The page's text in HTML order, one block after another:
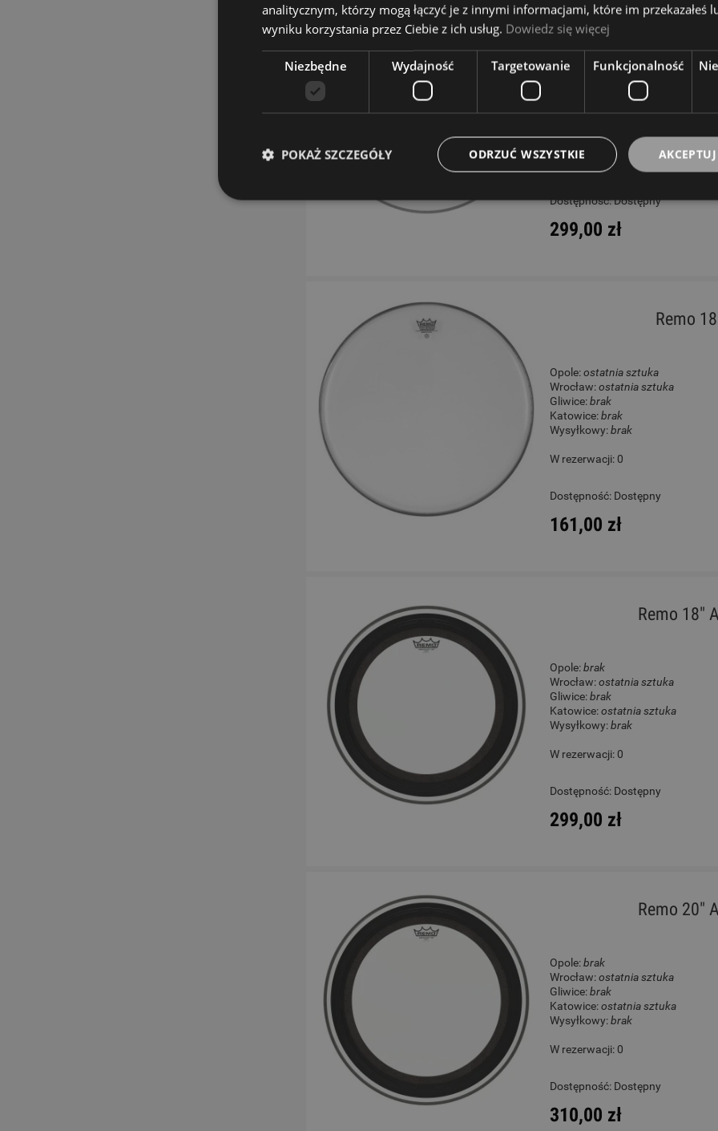
Remo 16"
ostatnia sztuka
Wysyłkowy:
W rezerwacji: 0
Dostępność:Dostępny
299,00 zł
Remo
Opole:ostatnia sztuka
Wrocław:ostatnia sztuka
Gliwice:brak
Katowice:brak
Wysyłkowy:brak
W rezerwacji: 0
Dostępność: Dostępny
161,00 zł
Remo 18"
Opole:brak
Wrocław:ostatnia sztuka
Gliwice:brak
Katowice:ostatnia sztuka
Wysyłkowy:brak
W rezerwacji: 0
Dostępność: Dostępny
299,00 zł
Remo 20"
Opole:brak
Wrocław:ostatnia sztuka
Gliwice:brak
Katowice:ostatnia sztuka
Wysyłkowy:brak
W rezerwacji: 0
Dostępność: Dostępny
310,00 zł
analitycznym, którzy mogą łączyć je z innymi informacjami, które im przekazałeś
wyniku korzystania przez Ciebie z ich usług. Dowiedz się więcej
Niezbędne Wydajność Targetowanie Funkcjonalność
ODRZUĆ WSZYSTKIE
POKAŻ SZCZEGÓŁY